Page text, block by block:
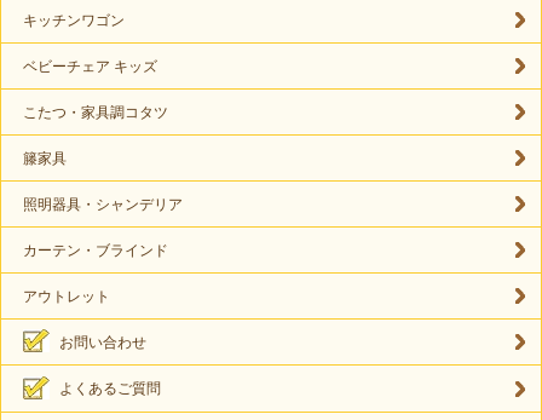
キッチンワゴン
ベビーチェア キッズ
こたつ・家具調コタツ
籐家具
照明器具・シャンデリア
カーテン・ブラインド
アウトレット
お問い合わせ
よくあるご質問